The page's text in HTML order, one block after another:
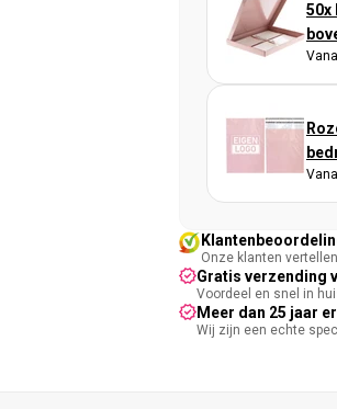
50x
Onze klanten
Gratis verzending
Voordeel en snel in
Meer dan 25 jaar
Wij zijn een echte